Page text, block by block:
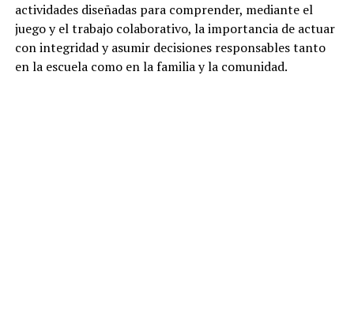
actividades diseñadas para comprender, mediante el
juego y el trabajo colaborativo, la importancia de actuar
con integridad y asumir decisiones responsables tanto
en la escuela como en la familia y la comunidad.